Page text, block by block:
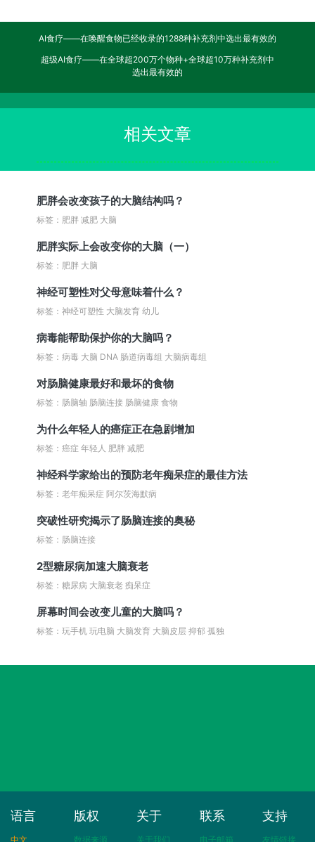
AI食疗——在唤醒食物已经收录的1288种补充剂中选出最有效的
超级AI食疗——在全球超200万个物种+全球超10万种补充剂中
选出最有效的
相关文章
肥胖会改变孩子的大脑结构吗？
标签：肥胖 减肥 大脑
肥胖实际上会改变你的大脑（一）
标签：肥胖 大脑
神经可塑性对父母意味着什么？
标签：神经可塑性 大脑发育 幼儿
病毒能帮助保护你的大脑吗？
标签：病毒 大脑 DNA 肠道病毒组 大脑病毒组
对肠脑健康最好和最坏的食物
标签：肠脑轴 肠脑连接 肠脑健康 食物
为什么年轻人的癌症正在急剧增加
标签：癌症 年轻人 肥胖 减肥
神经科学家给出的预防老年痴呆症的最佳方法
标签：老年痴呆症 阿尔茨海默病
突破性研究揭示了肠脑连接的奥秘
标签：肠脑连接
2型糖尿病加速大脑衰老
标签：糖尿病 大脑衰老 痴呆症
屏幕时间会改变儿童的大脑吗？
标签：玩手机 玩电脑 大脑发育 大脑皮层 抑郁 孤独
语言
中文
版权
数据来源
关于
关于我们
联系
电子邮箱
支持
友情链接